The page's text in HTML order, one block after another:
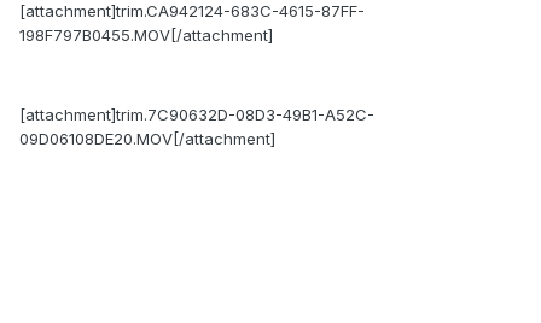
[attachment]trim.CA942124-683C-4615-87FF-
198F797B0455.MOV[/attachment]
[attachment]trim.7C90632D-08D3-49B1-A52C-
09D06108DE20.MOV[/attachment]